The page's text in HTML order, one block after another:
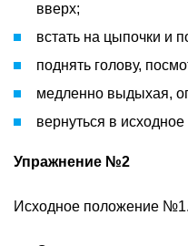
вверх;
встать на цыпочки и
поднять голову,
медленно выдыхая,
вернуться в
Упражнение №2
Исходное положение №1.